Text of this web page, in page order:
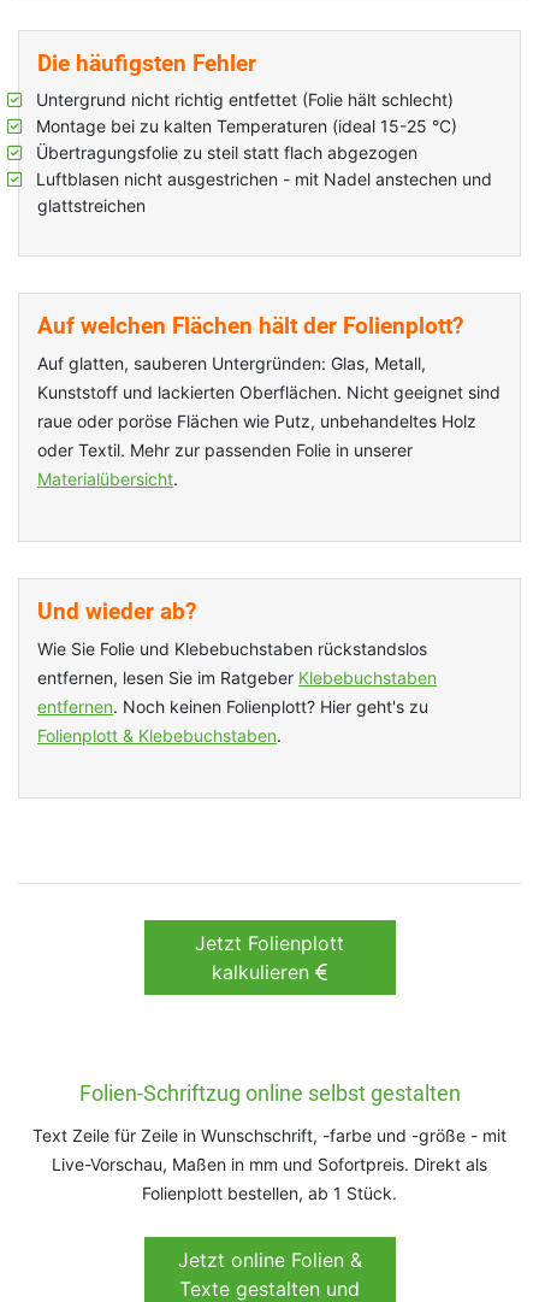
Die häufigsten Fehler
Untergrund nicht richtig entfettet (Folie hält schlecht)
Montage bei zu kalten Temperaturen (ideal 15-25 °C)
Übertragungsfolie zu steil statt flach abgezogen
Luftblasen nicht ausgestrichen - mit Nadel anstechen und
glattstreichen
Auf welchen Flächen hält der Folienplott?
Auf glatten, sauberen Untergründen: Glas, Metall,
Kunststoff und lackierten Oberflächen. Nicht geeignet sind
raue oder poröse Flächen wie Putz, unbehandeltes Holz
oder Textil. Mehr zur passenden Folie in unserer
Materialübersicht.
Und wieder ab?
Wie Sie Folie und Klebebuchstaben rückstandslos
entfernen, lesen Sie im Ratgeber Klebebuchstaben
entfernen. Noch keinen Folienplott? Hier geht's zu
Folienplott & Klebebuchstaben.
Jetzt Folienplott
kalkulieren
Folien-Schriftzug online selbst gestalten
Text Zeile für Zeile in Wunschschrift, -farbe und -größe - mit
Live-Vorschau, Maßen in mm und Sofortpreis. Direkt als
Folienplott bestellen, ab 1 Stück.
Jetzt online Folien &
Texte gestalten und